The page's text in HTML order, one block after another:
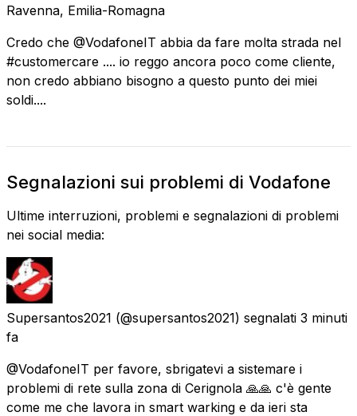
Ravenna, Emilia-Romagna
Credo che @VodafoneIT abbia da fare molta strada nel
#customercare .... io reggo ancora poco come cliente,
non credo abbiano bisogno a questo punto dei miei
soldi....
Segnalazioni sui problemi di Vodafone
Ultime interruzioni, problemi e segnalazioni di problemi
nei social media:
Supersantos2021 (@supersantos2021) segnalati 3 minuti
fa
@VodafoneIT per favore, sbrigatevi a sistemare i
problemi di rete sulla zona di Cerignola 🙏🙏 c'è gente
come me che lavora in smart warking e da ieri sta